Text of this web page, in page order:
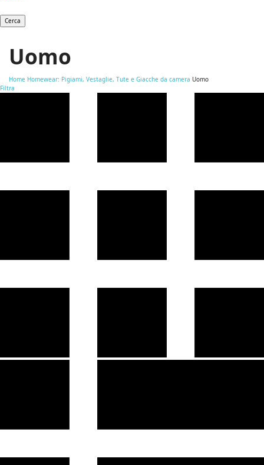
Cerca
Uomo
Home Homewear: Pigiami, Vestaglie, Tute e Giacche da camera Uomo
Filtra